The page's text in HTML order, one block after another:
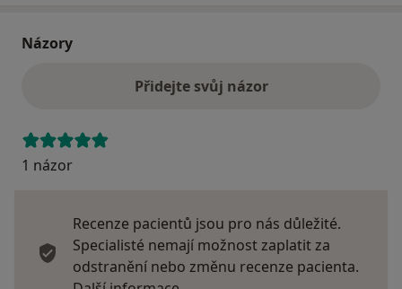
Názory
Přidejte svůj názor
1 názor
Recenze pacientů jsou pro nás důležité.
Specialisté nemají možnost zaplatit za
odstranění nebo změnu recenze pacienta.